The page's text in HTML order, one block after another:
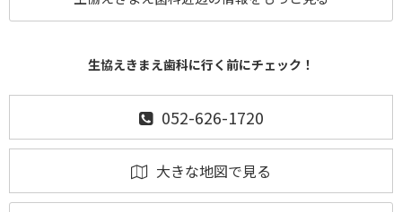
生協えきまえ歯科に行く前にチェック！
052-626-1720
大きな地図で見る